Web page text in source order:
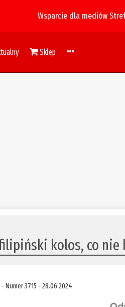
Wsparcie dla mediów
Sklep
kolos, co nie
Numer 3715 - 28.06.2024